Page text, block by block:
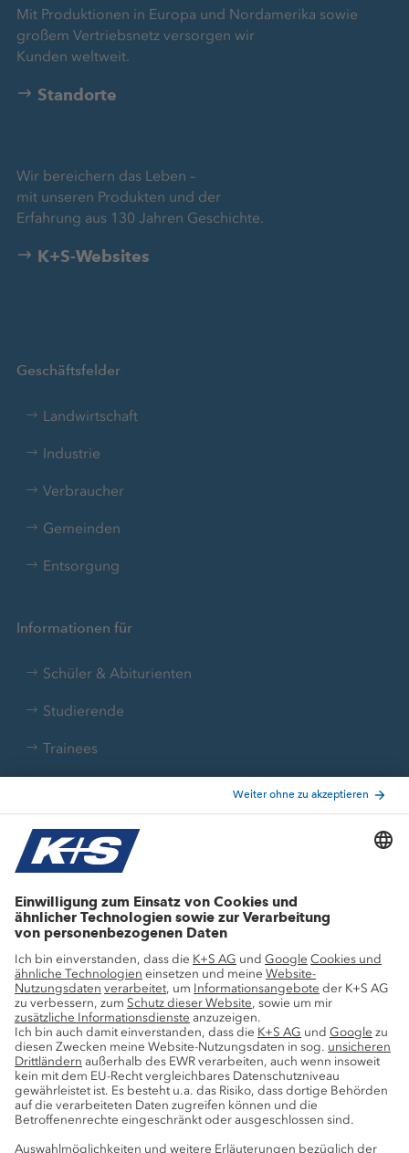
Mit Produktionen in Europa und Nordamerika sowie
großem Vertriebsnetz versorgen wir
Kunden weltweit.
Standorte
Wir bereichern das Leben –
mit unseren Produkten und der
Erfahrung aus 130 Jahren Geschichte.
K+S-Websites
Geschäftsfelder
Landwirtschaft
Industrie
Verbraucher
Gemeinden
Entsorgung
Informationen für
Schüler & Abiturienten
Studierende
Trainees
Aktuelle Themen
Stellenangebote
Wachstumsprojekte
Innovation
Nachhaltigkeit
Service
Pressekontakte
K+S-Newsletter